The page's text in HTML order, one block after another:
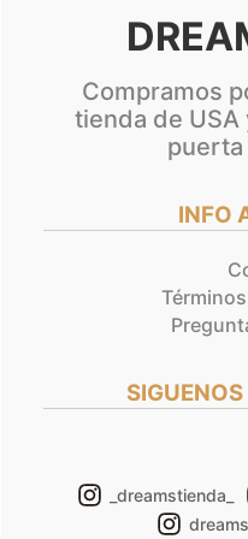
Compramos
tienda de USA
puerta
INFO
_dreamstienda_